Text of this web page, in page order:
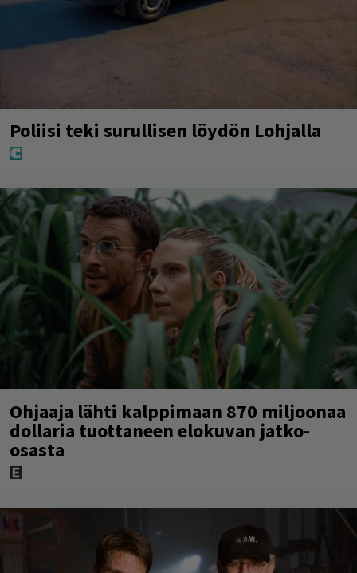
Poliisi teki surullisen löydön Lohjalla
Ohjaaja lähti kalppimaan 870 miljoonaa
dollaria tuottaneen elokuvan jatko-
osasta